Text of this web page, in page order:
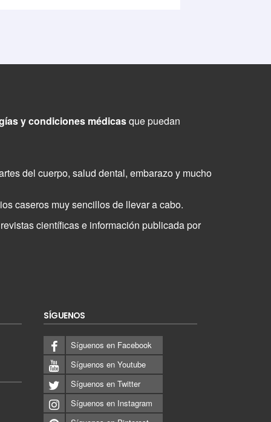
y condiciones médicasque puedan
del cuerpo, salud dental, embarazo y mucho
caseros muy sencillos de llevar a cabo.
científicas e información publicada por
SÍGUENOS
Síguenos en Facebook
Síguenos en Youtube
Síguenos en Twitter
Síguenos en Instagram